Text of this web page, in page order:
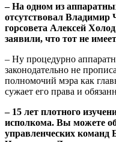
– На одном из
отсутствовал Владимир
горсовета Алексей
заявили, что тот не
– Ну процедурно
законодательно не
полномочий мэра как
сужает его права и
– 15 лет плотного
исполкома. Вы можете
управленческих